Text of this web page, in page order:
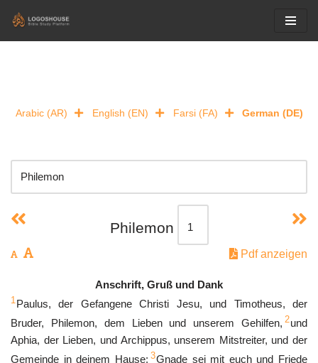
Arabic (AR) English (EN) Farsi (FA) German (DE)
Philemon
Pdf anzeigen
Anschrift, Gruß und Dank
1Paulus, der Gefangene Christi Jesu, und Timotheus, der
Bruder, Philemon, dem Lieben und unserem Gehilfen, 2und
Aphia, der Lieben, und Archippus, unserem Mitstreiter, und der
Gemeinde in deinem Hause: 3Gnade sei mit euch und Friede